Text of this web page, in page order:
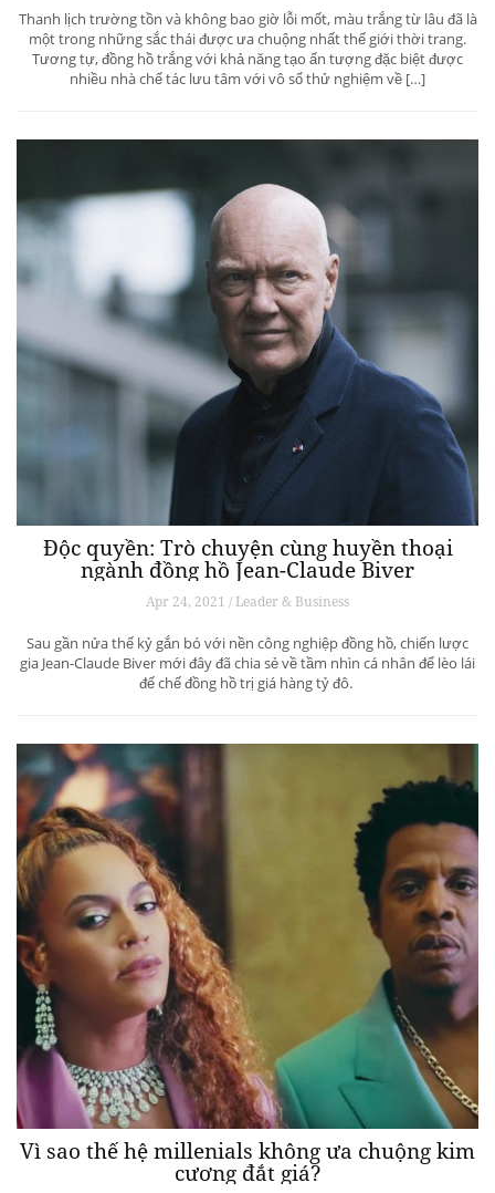
Thanh lịch trường tồn và không bao giờ lỗi mốt, màu trắng từ lâu đã là
một trong những sắc thái được ưa chuộng nhất thế giới thời trang.
Tương tự, đồng hồ trắng với khả năng tạo ấn tượng đặc biệt được
nhiều nhà chế tác lưu tâm với vô số thử nghiệm về […]
Độc quyền: Trò chuyện cùng huyền thoại
ngành đồng hồ Jean-Claude Biver
Apr 24, 2021 / Leader & Business
Sau gần nửa thế kỷ gắn bó với nền công nghiệp đồng hồ, chiến lược
gia Jean-Claude Biver mới đây đã chia sẻ về tầm nhìn cá nhân để lèo lái
đế chế đồng hồ trị giá hàng tỷ đô.
Vì sao thế hệ millenials không ưa chuộng kim
cương đắt giá?